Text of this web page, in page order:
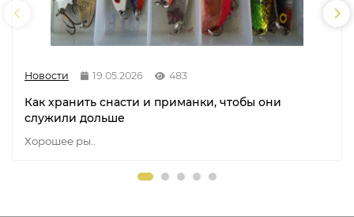
Новости 19.05.2026 483
Как хранить снасти и приманки, чтобы они
служили дольше
Хорошее ры..